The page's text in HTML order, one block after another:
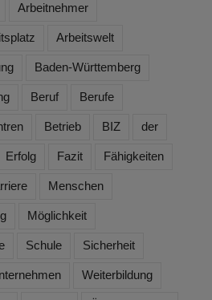
Arbeitnehmer
Arbeitswelt
Baden-Württemberg
Beruf Berufe
Betrieb BIZ der
Erfolg Fazit Fähigkeiten
Menschen
Möglichkeit
Schule Sicherheit
Weiterbildung